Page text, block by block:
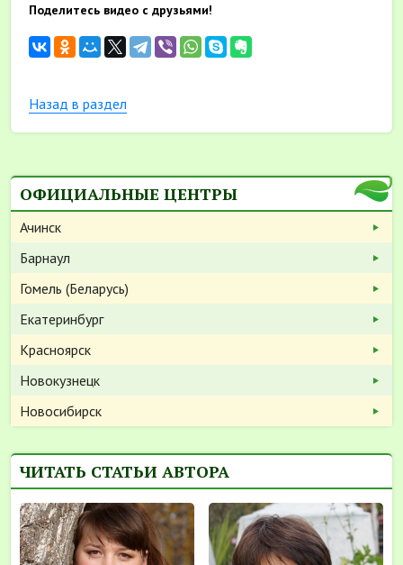
Поделитесь видео с друзьями!
Назад в раздел
ОФИЦИАЛЬНЫЕ ЦЕНТРЫ
Ачинск
Барнаул
Гомель (Беларусь)
Екатеринбург
Красноярск
Новокузнецк
Новосибирск
ЧИТАТЬ СТАТЬИ АВТОРА